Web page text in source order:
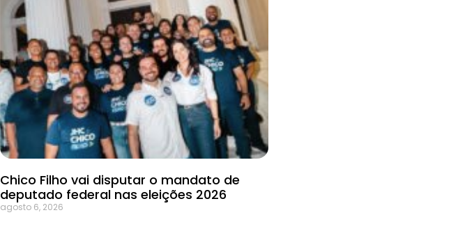
Chico Filho vai disputar o mandato de
deputado federal nas eleições 2026
agosto 6, 2026